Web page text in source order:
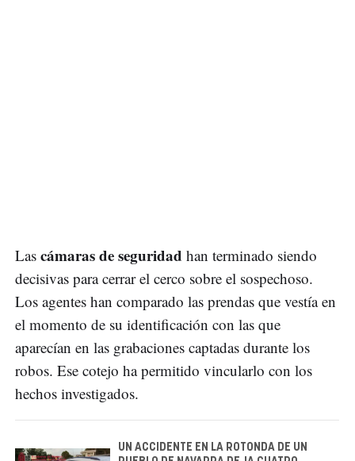
Las cámaras de seguridad han terminado siendo
decisivas para cerrar el cerco sobre el sospechoso.
Los agentes han comparado las prendas que vestía en
el momento de su identificación con las que
aparecían en las grabaciones captadas durante los
robos. Ese cotejo ha permitido vincularlo con los
hechos investigados.
UN ACCIDENTE EN LA ROTONDA DE UN